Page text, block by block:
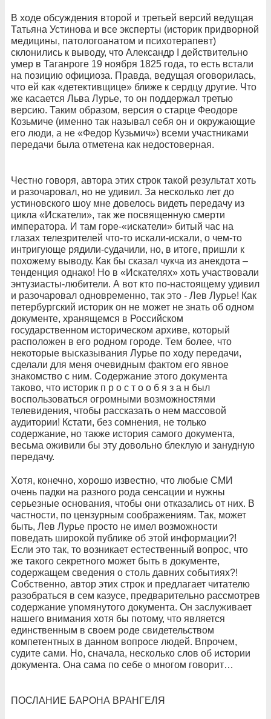
В ходе обсуждения второй и третьей версий ведущая
Татьяна Устинова и все эксперты (историк придворной
медицины, патологоанатом и психотерапевт)
склонились к выводу, что Александр I действительно
умер в Таганроге 19 ноября 1825 года, то есть встали
на позицию официоза. Правда, ведущая оговорилась,
что ей как «детективщице» ближе к сердцу другие. Что
же касается Льва Лурье, то он поддержал третью
версию. Таким образом, версия о старце Феодоре
Козьмиче (именно так называл себя он и окружающие
его люди, а не «Федор Кузьмич») всеми участниками
передачи была отметена как недостоверная.
Честно говоря, автора этих строк такой результат хоть
и разочаровал, но не удивил. За несколько лет до
устиновского шоу мне довелось видеть передачу из
цикла «Искатели», так же посвященную смерти
императора. И там горе-«искатели» битый час на
глазах телезрителей что-то искали-искали, о чем-то
интригующе рядили-судачили, но, в итоге, пришли к
похожему выводу. Как бы сказал чукча из анекдота –
тенденция однако! Но в «Искателях» хоть участвовали
энтузиасты-любители. А вот кто по-настоящему удивил
и разочаровал одновременно, так это - Лев Лурье! Как
петербургский историк он не может не знать об одном
документе, хранящемся в Российском
государственном историческом архиве, который
расположен в его родном городе. Тем более, что
некоторые высказывания Лурье по ходу передачи,
сделали для меня очевидным фактом его явное
знакомство с ним. Содержание этого документа
таково, что историк п р о с т о о б я з а н был
воспользоваться огромными возможностями
телевидения, чтобы рассказать о нем массовой
аудитории! Кстати, без сомнения, не только
содержание, но также история самого документа,
весьма оживили бы эту довольно блеклую и занудную
передачу.
Хотя, конечно, хорошо известно, что любые СМИ
очень падки на разного рода сенсации и нужны
серьезные основания, чтобы они отказались от них. В
частности, по цензурным соображениям. Так, может
быть, Лев Лурье просто не имел возможности
поведать широкой публике об этой информации?!
Если это так, то возникает естественный вопрос, что
же такого секретного может быть в документе,
содержащем сведения о столь давних событиях?!
Собственно, автор этих строк и предлагает читателю
разобраться в сем казусе, предварительно рассмотрев
содержание упомянутого документа. Он заслуживает
нашего внимания хотя бы потому, что является
единственным в своем роде свидетельством
компетентных в данном вопросе людей. Впрочем,
судите сами. Но, сначала, несколько слов об истории
документа. Она сама по себе о многом говорит…
ПОСЛАНИЕ БАРОНА ВРАНГЕЛЯ